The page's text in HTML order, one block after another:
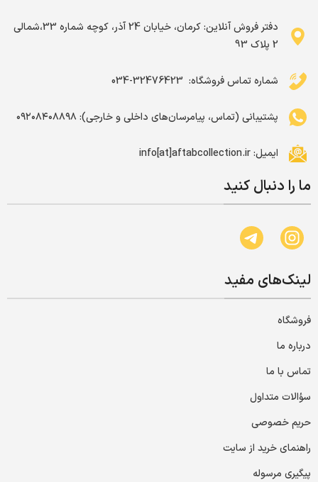
دفتر فروش آنلاین: کرمان، خیابان 24 آذر، کوچه شماره 33،شمالی
2 پلاک 93
شماره تماس فروشگاه: ‌ 32476423-034
پشتیبانی (تماس، پیامرسان‌های داخلی و خارجی): ۰۹۲۰۸۴۰۸۸۹۸
ایمیل: info[at]aftabcollection.ir
ما را دنبال کنید
لینک‌های مفید
فروشگاه
درباره ما
تماس با ما
سؤالات متداول
حریم خصوصی
راهنمای خرید از سایت
پیگیری مرسوله